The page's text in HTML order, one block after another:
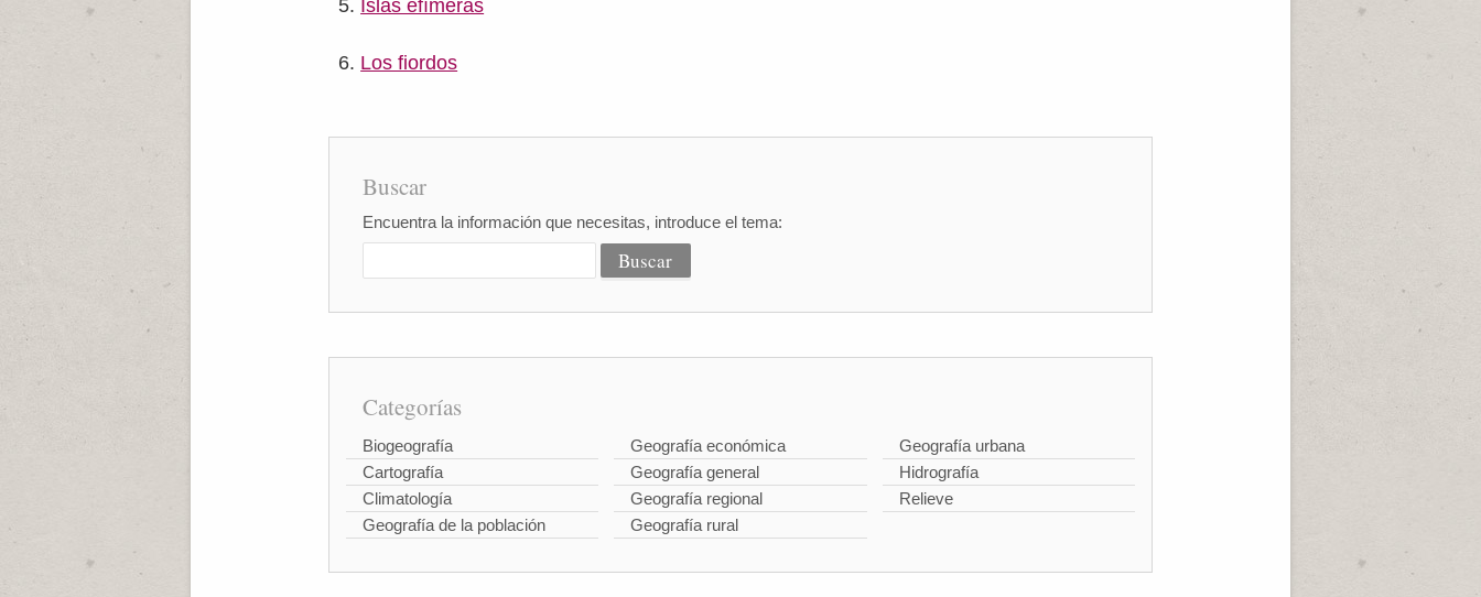
Islas efímeras
Los fiordos
Buscar
Encuentra la información que necesitas, introduce el tema:
Categorías
Biogeografía
Cartografía
Climatología
Geografía de la población
Geografía económica
Geografía general
Geografía regional
Geografía rural
Geografía urbana
Hidrografía
Relieve